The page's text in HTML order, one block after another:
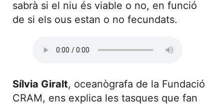
sabrà si el niu és viable o no, en funció
de si els ous estan o no fecundats.
Sílvia Giralt, oceanògrafa de la Fundació
CRAM, ens explica les tasques que fan